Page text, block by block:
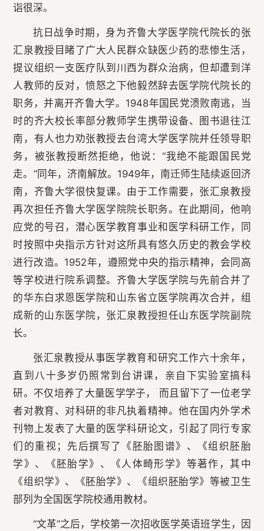
诣很深。
抗日战争时期，身为齐鲁大学医学院代院长的张
汇泉教授目睹了广大人民群众缺医少药的悲惨生活，
提议组织一支医疗队到川西为群众治病，但却遭到洋
人教师的反对，愤怒之下他毅然辞去医学院代院长的
职务，并离开齐鲁大学。1948年国民党溃败南逃，当
时的齐大校长率部分教师学生携带设备、图书退往江
南，有人也力劝张教授去台湾大学医学院并任领导职
务，被张教授断然拒绝，他说：“我绝不能跟国民党
走。”同年，济南解放。1949年，南迁师生陆续返回济
南，齐鲁大学很快复课。由于工作需要，张汇泉教授
再次担任齐鲁大学医学院院长职务。在此期间，他响
应党的号召，潜心医学教育事业和医学科研工作，同
时按照中央指示方针对这所具有悠久历史的教会学校
进行改造。1952年，遵照党中央的指示精神，会同高
等学校进行院系调整。齐鲁大学医学院与先前合并了
的华东白求恩医学院和山东省立医学院再次合并，组
成新的山东医学院，张汇泉教授担任山东医学院副院
长。
张汇泉教授从事医学教育和研究工作六十余年，
直到八十多岁仍照常到台讲课，亲自下实验室搞科
研。不仅培养了大量医学学子， 而且留下了一位老学
者对教育、对科研的非凡执着精神。他在国内外学术
刊物上发表了大量的医学科研论文，引起了同行专家
们的重视；先后撰写了《胚胎图谱》、《组织胚胎
学》、《胚胎学》、《人体畸形学》等著作，其中
《组织学》、《胚胎学》、《组织胚胎学》等被卫生
部列为全国医学院校通用教材。
“文革”之后，学校第一次招收医学英语班学生，因